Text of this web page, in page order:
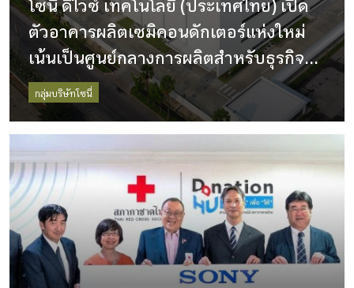
ตัวอาคารผลิตเซมิคอนดักเตอร์แห่งใหม่
เน้นเป็นศูนย์กลางการผลิตสำหรับธุรกิจ
Imaging & Sensing Solutions รองรับ
แนวโน้มตลาดเซมิคอนดักเตอร์ที่จะขยาย
ตัวเพิ่มขึ้นในอนาคต
กลุ่มบริษัทโซนี่